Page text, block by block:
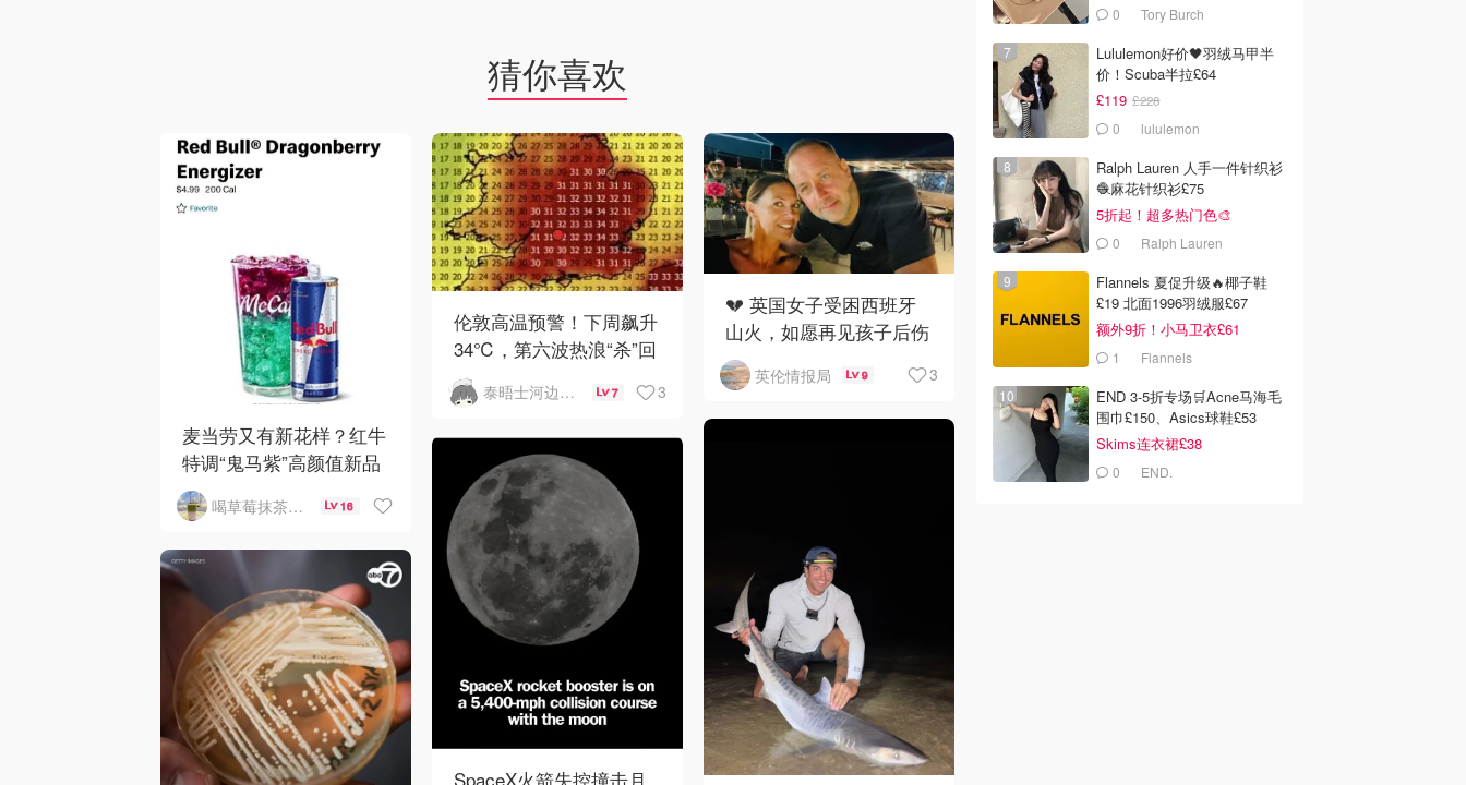
猜你喜欢
麦当劳又有新花样？红牛
特调“鬼马紫”高颜值新品
来了，好喝吗？
喝草莓抹茶瘦5斤 16
伦敦高温预警！下周飙升
34℃，第六波热浪“杀”回
英伦
泰晤士河边打工人 7 3
💔 英国女子受困西班牙
山火，如愿再见孩子后伤
重离世
英伦情报局 9 3
SpaceX火箭失控撞击月
0 Tory Burch
Lululemon好价🖤羽绒马甲半
价！Scuba半拉£64
£119 £228
0 lululemon
Ralph Lauren 人手一件针织衫
🧶麻花针织衫£75
5折起！超多热门色🎨
0 Ralph Lauren
Flannels 夏促升级🔥椰子鞋
£19 北面1996羽绒服£67
额外9折！小马卫衣£61
1 Flannels
END 3-5折专场🛒Acne马海毛
围巾£150、Asics球鞋£53
Skims连衣裙£38
0 END.